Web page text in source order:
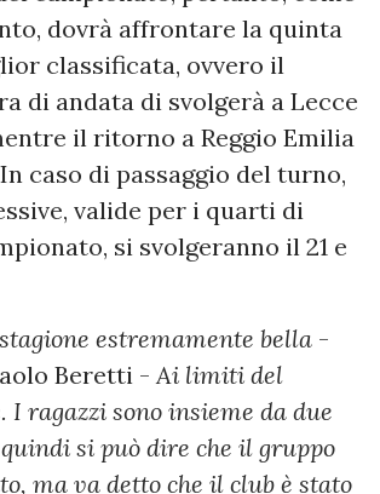
dovrà affrontare la quinta
classificata, ovvero il
di andata di svolgerà a Lecce
il ritorno a Reggio Emilia
caso di passaggio del turno,
valide per i quarti di
si svolgeranno il 21 e
estremamente bella -
Beretti - Ai limiti del
I ragazzi sono insieme da due
si può dire che il gruppo
ma va detto che il club è stato